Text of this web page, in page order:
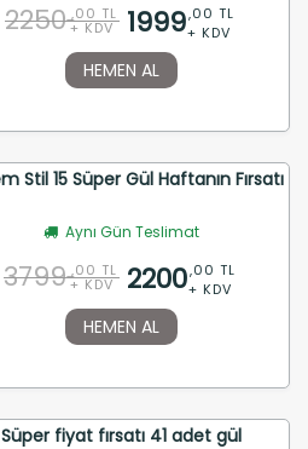
2250 ,00 TL
+ KDV 1999,00 TL
+ KDV
HEMEN AL
Stil 15 Süper Gül Haftanın Fırsatı
Aynı Gün Teslimat
3799 ,00 TL
+ KDV 2200,00 TL
+ KDV
HEMEN AL
Süper fiyat fırsatı 41 adet gül